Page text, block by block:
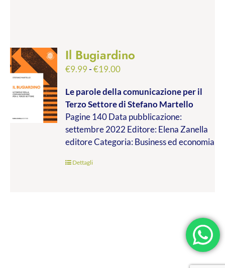
Il Bugiardino
€9.99-€19.00Fascia
prezzo:
da
€9.99
a
€19.00
Le parole della comunicazione per il
Terzo Settoredi Stefano Martello
Pagine 140 Data pubblicazione:
settembre 2022 Editore: Elena Zanella
editore Categoria: Business ed economia
Dettagli